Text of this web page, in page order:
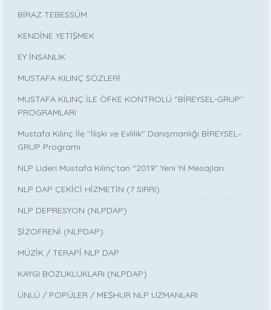
BİRAZ TEBESSÜM
KENDİNE YETİŞMEK
EY İNSANLIK
MUSTAFA KILINÇ SÖZLERİ
MUSTAFA KILINÇ İLE ÖFKE KONTROLÜ ‘’BİREYSEL-GRUP’’
PROGRAMLARI
Mustafa Kılınç İle ''İlişki ve Evlilik'' Danışmanlığı BİREYSEL–
GRUP Programı
NLP Lideri Mustafa Kılınç’tan “2019” Yeni Yıl Mesajları
NLP DAP ÇEKİCİ HİZMETİN (7 SIRRI)
NLP DEPRESYON (NLPDAP)
ŞİZOFRENİ (NLPDAP)
MÜZİK / TERAPİ NLP DAP
KAYGI BOZUKLUKLARI (NLPDAP)
ÜNLÜ / POPÜLER / MEŞHUR NLP UZMANLARI